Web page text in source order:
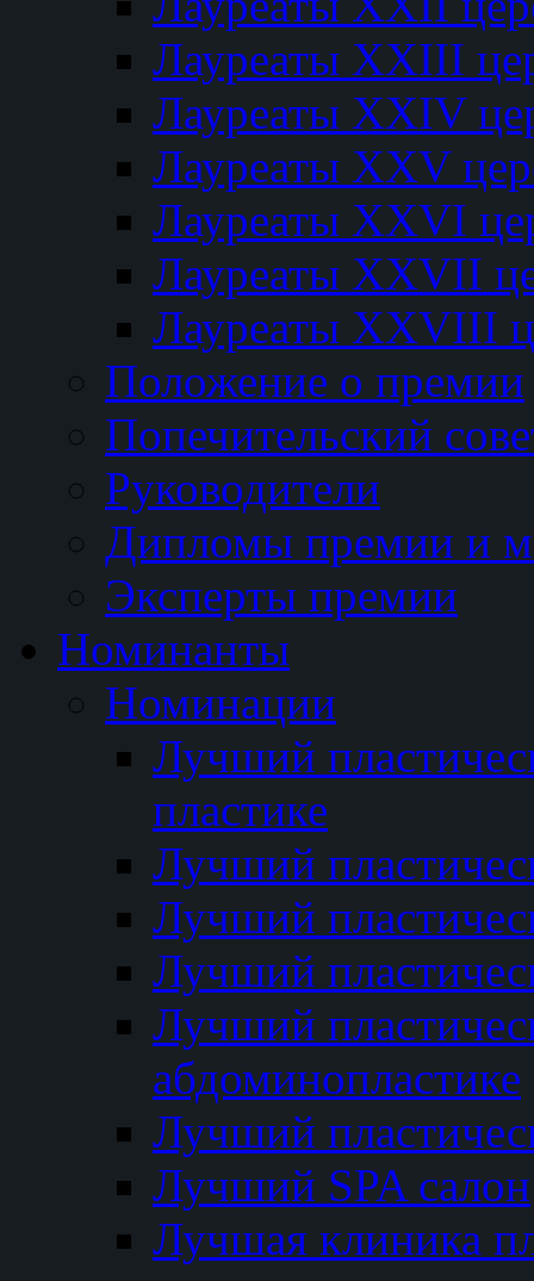
Лауреаты XXIII
Лауреаты XXIV
Лауреаты XXV
Лауреаты XXVI
Лауреаты XXVII
Лауреаты XXVIII
Положение о премии
Попечительский
Руководители
Дипломы премии и
Эксперты премии
Номинанты
Номинации
Лучший
пластике
Лучший
Лучший
Лучший
Лучший
абдоминопластике
Лучший
Лучший SPA салон
Лучшая клиника